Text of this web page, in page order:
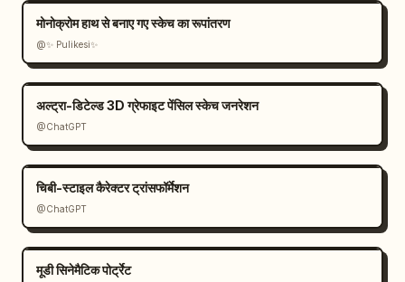
मोनोक्रोम हाथ से बनाए गए स्केच का रूपांतरण
@✨ Pulikesi✨
अल्ट्रा-डिटेल्ड 3D ग्रेफाइट पेंसिल स्केच जनरेशन
@ChatGPT
चिबी-स्टाइल कैरेक्टर ट्रांसफॉर्मेशन
@ChatGPT
मूडी सिनेमैटिक पोर्ट्रेट